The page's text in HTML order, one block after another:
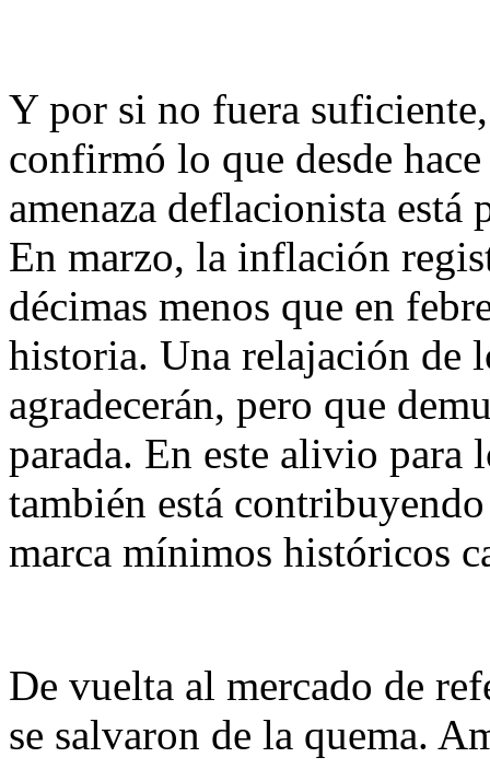
Y por si no fuera
confirmó lo que desde
amenaza deflacionista
En marzo, la inflación
décimas menos que en
historia. Una relajación de
agradecerán, pero que
parada. En este alivio para
también está
marca mínimos históricos
De vuelta al mercado de
se salvaron de la quema.